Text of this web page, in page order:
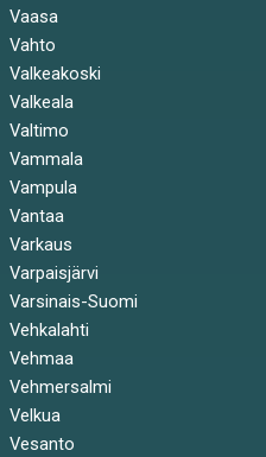
Vaasa
Vahto
Valkeakoski
Valkeala
Valtimo
Vammala
Vampula
Vantaa
Varkaus
Varpaisjärvi
Varsinais-Suomi
Vehkalahti
Vehmaa
Vehmersalmi
Velkua
Vesanto